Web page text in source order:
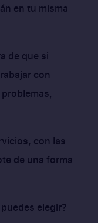
en tu misma
de que si
con
con las
de una forma
elegir?